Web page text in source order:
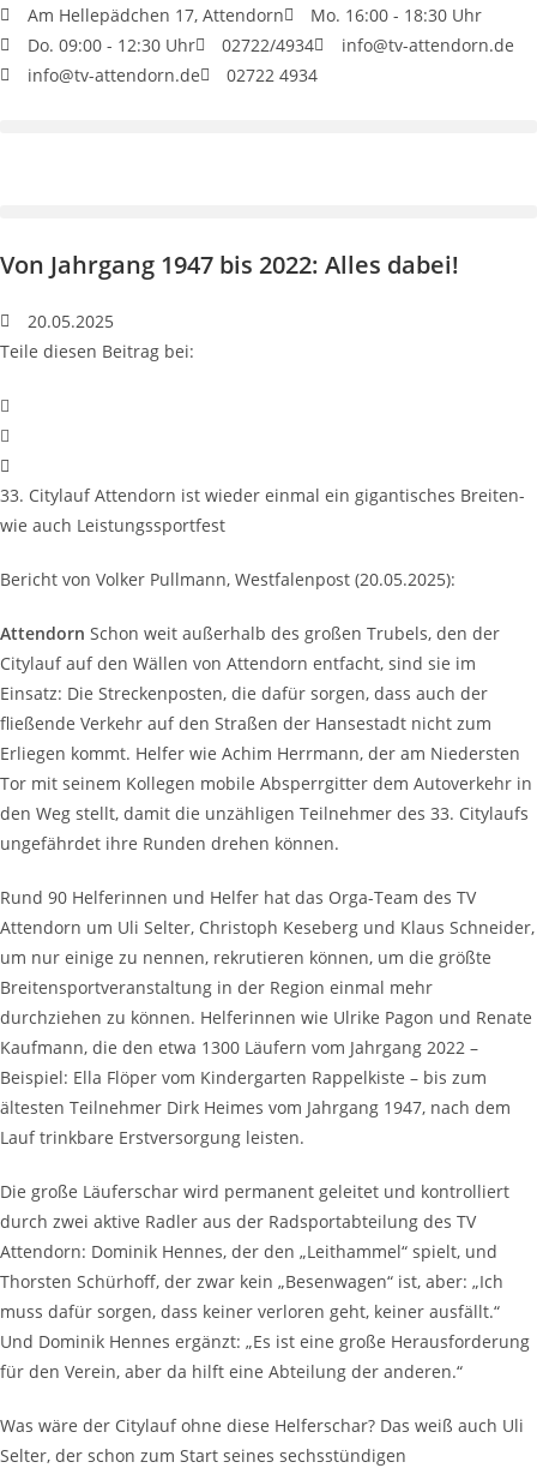
Am Hellepädchen 17, Attendorn
Mo. 16:00 - 18:30 Uhr
Do. 09:00 - 12:30 Uhr
02722/4934
info@tv-attendorn.de
info@tv-attendorn.de
02722 4934
Von Jahrgang 1947 bis 2022: Alles dabei!
20.05.2025
Teile diesen Beitrag bei:
33. Citylauf Attendorn ist wieder einmal ein gigantisches Breiten-
wie auch Leistungssportfest
Bericht von Volker Pullmann, Westfalenpost (20.05.2025):
Attendorn Schon weit außerhalb des großen Trubels, den der
Citylauf auf den Wällen von Attendorn entfacht, sind sie im
Einsatz: Die Streckenposten, die dafür sorgen, dass auch der
fließende Verkehr auf den Straßen der Hansestadt nicht zum
Erliegen kommt. Helfer wie Achim Herrmann, der am Niedersten
Tor mit seinem Kollegen mobile Absperrgitter dem Autoverkehr in
den Weg stellt, damit die unzähligen Teilnehmer des 33. Citylaufs
ungefährdet ihre Runden drehen können.
Rund 90 Helferinnen und Helfer hat das Orga-Team des TV
Attendorn um Uli Selter, Christoph Keseberg und Klaus Schneider,
um nur einige zu nennen, rekrutieren können, um die größte
Breitensportveranstaltung in der Region einmal mehr
durchziehen zu können. Helferinnen wie Ulrike Pagon und Renate
Kaufmann, die den etwa 1300 Läufern vom Jahrgang 2022 –
Beispiel: Ella Flöper vom Kindergarten Rappelkiste – bis zum
ältesten Teilnehmer Dirk Heimes vom Jahrgang 1947, nach dem
Lauf trinkbare Erstversorgung leisten.
Die große Läuferschar wird permanent geleitet und kontrolliert
durch zwei aktive Radler aus der Radsportabteilung des TV
Attendorn: Dominik Hennes, der den „Leithammel“ spielt, und
Thorsten Schürhoff, der zwar kein „Besenwagen“ ist, aber: „Ich
muss dafür sorgen, dass keiner verloren geht, keiner ausfällt.“
Und Dominik Hennes ergänzt: „Es ist eine große Herausforderung
für den Verein, aber da hilft eine Abteilung der anderen.“
Was wäre der Citylauf ohne diese Helferschar? Das weiß auch Uli
Selter, der schon zum Start seines sechsstündigen